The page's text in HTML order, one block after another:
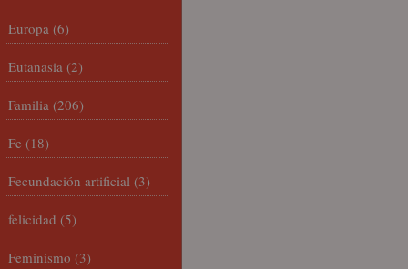
Europa (6)
Eutanasia (2)
Familia (206)
Fe (18)
Fecundación artificial (3)
felicidad (5)
Feminismo (3)